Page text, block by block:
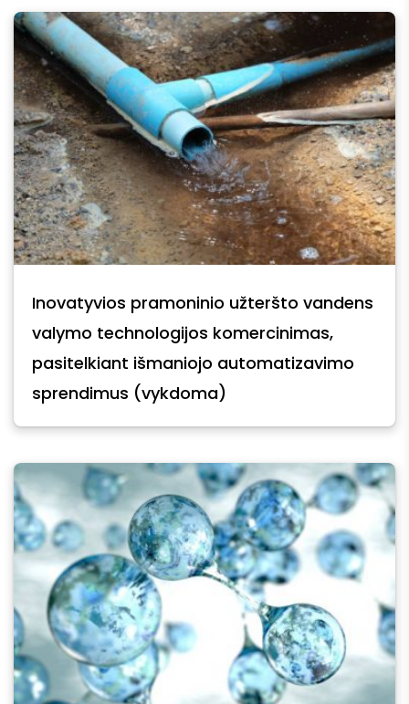
Inovatyvios pramoninio užteršto vandens
valymo technologijos komercinimas,
pasitelkiant išmaniojo automatizavimo
sprendimus (vykdoma)